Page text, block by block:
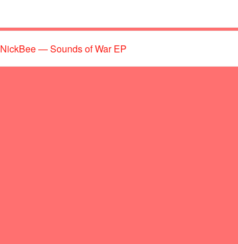
NickBee — Sounds of War EP